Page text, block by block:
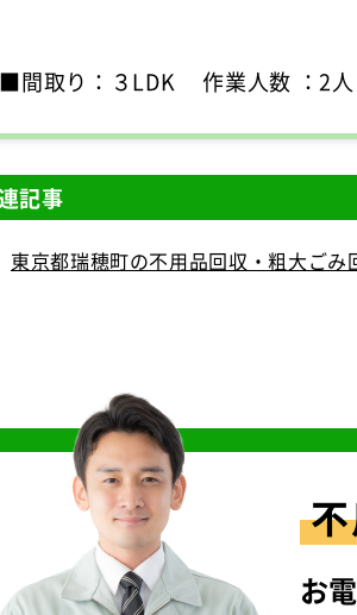
■間取り：３LDK 作業人数 ：2
記事
東京都瑞穂町の不用品回収・粗大ごみ
お